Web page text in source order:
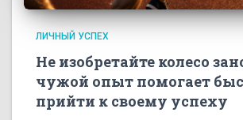
ЛИЧНЫЙ УСПЕХ
Не изобретайте колесо
чужой опыт помогает
прийти к своему успеху